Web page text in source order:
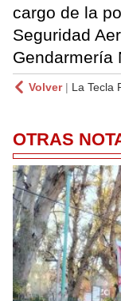
cargo de la
Seguridad
Gendarmería
Volver| La Tecla
OTRAS